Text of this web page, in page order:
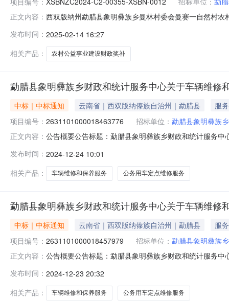
正文内容： 西双版纳州勐腊县象明彝族乡曼林村委会曼赛一自然村
设财政奖补项目供应商名称：勐腊锦疆建筑安装工程公
法评审
发布时间： 2025-02-14 16:27
相关产品：
农村公益事业建设财政奖补
勐腊县象明彝族乡财政和统计服务中心关于车辆维修
中标｜中标通知 云南省｜西双版纳傣族自治州｜勐腊县
服
项目编号： 2631101000018463776 招标单位： 勐腊县象明彝族
正文内容： 公告概要公告标题：勐腊县象明彝族乡财政和统计服务
称：勐腊县象明彝族乡财政和统计服务中心关于车辆维
发布时间： 2024-12-24 10:01
相关产品：
车辆维修和保养服务 公务用车定点维修服务
勐腊县象明彝族乡财政和统计服务中心关于车辆维修
中标｜中标通知 云南省｜西双版纳傣族自治州｜勐腊县
服
项目编号： 2631101000018457979 招标单位： 勐腊县象明彝族
正文内容： 公告概要公告标题：勐腊县象明彝族乡财政和统计服务
称：勐腊县象明彝族乡财政和统计服务中心关于车辆维
发布时间： 2024-12-23 20:32
相关产品：
车辆维修和保养服务 公务用车定点维修服务